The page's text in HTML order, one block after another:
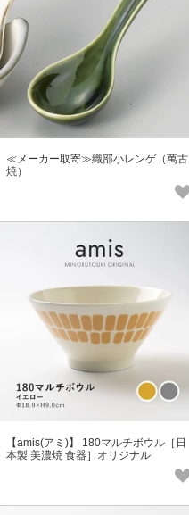
≪メーカー取寄≫織部小レンゲ（萬古
焼）
【amis(アミ)】 180マルチボウル［日
本製 美濃焼 食器］オリジナル